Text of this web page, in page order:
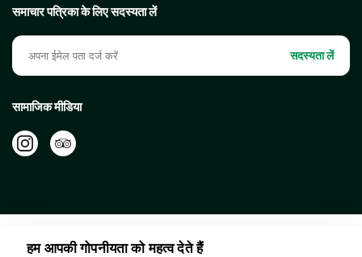
समाचार पत्रिका के लिए सदस्यता लें
सदस्यता लें
सामाजिक मीडिया
हम आपकी गोपनीयता को महत्व देते हैं